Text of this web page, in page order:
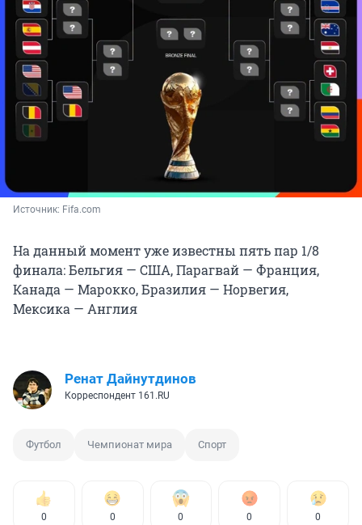
Источник: Fifa.com
На данный момент уже известны пять пар 1/8
финала: Бельгия — США, Парагвай — Франция,
Канада — Марокко, Бразилия — Норвегия,
Мексика — Англия
Ренат Дайнутдинов
Корреспондент 161.RU
Футбол Чемпионат мира Спорт
0 0 0 0 0